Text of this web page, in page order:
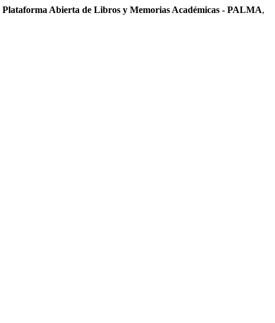
Plataforma Abierta de Libros y Memorias Académicas - PALMA,